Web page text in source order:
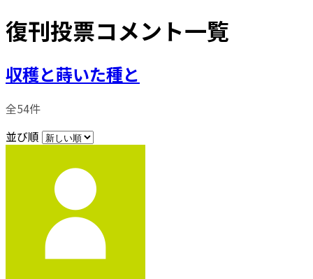
復刊投票コメント一覧
収穫と蒔いた種と
全54件
並び順